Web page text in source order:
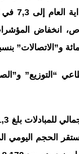
0,8
انخفاض المؤشرات
الحجم اليومي